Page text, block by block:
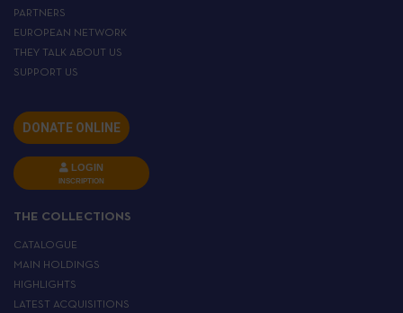
PARTNERS
EUROPEAN NETWORK
THEY TALK ABOUT US
SUPPORT US
DONATE ONLINE
LOGIN
INSCRIPTION
THE COLLECTIONS
CATALOGUE
MAIN HOLDINGS
HIGHLIGHTS
LATEST ACQUISITIONS